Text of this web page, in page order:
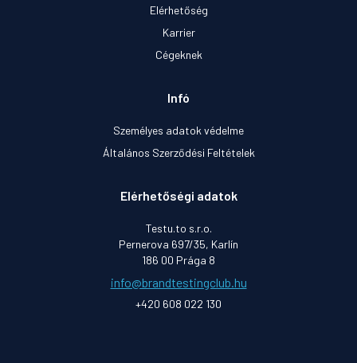
Elérhetőség
Karrier
Cégeknek
Infó
Személyes adatok védelme
Általános Szerződési Feltételek
Elérhetőségi adatok
Testu.to s.r.o.
Pernerova 697/35, Karlín
186 00 Prága 8
info@brandtestingclub.hu
+420 608 022 130